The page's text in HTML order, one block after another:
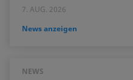
7. AUG. 2026
News anzeigen
NEWS